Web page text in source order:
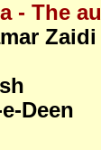
- The
Zaidi
Deen